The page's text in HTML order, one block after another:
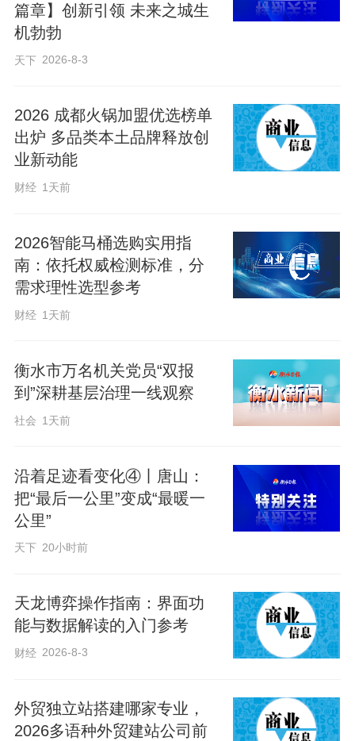
的便利，撑起了市井烟火的日常。
6月3日，我市启动夏季关爱新就业群
体行动。市委社会工作部联合多个部门，
凉。这场直面一线、贴近民生的暖心行
动，没有烦冗的形式，把实实在在的关怀
送到大家身边，让夏日里辛苦打拼的新业
平日里，我们习惯了便捷的外卖配
送、上门的快递服务，却常常忽略了这份
便利背后的付出。这群城市奔跑者，工作
时间不固定，作业环境全部在户外。夏天
高强度、高节奏的工作，让他们始终处在
风险更高、保障相对薄弱的工作环境里。
夏季户外骑行隐患尤其多。城市道路
车、路口突发穿行，都是骑手日常工作里
高频遇到的安全隐患。持续高温天气下，
长时间暴晒骑行，头晕、乏力、中暑更是
家常便饭。这些藏在日常奔波里的辛苦和
业者必须面对的现实。
也正因如此，本次送清凉活动显得格
外实在、格外贴心。不同于简单的物资慰
现场讲解骑行安全知识，细致拆解各类道
篇章】创新引领 未来之城生
机勃勃
天下 2026-8-3
2026 成都火锅加盟优选榜单
出炉 多品类本土品牌释放创
业新动能
财经 1天前
2026智能马桶选购实用指
南：依托权威检测标准，分
需求理性选型参考
财经 1天前
衡水市万名机关党员“双报
到”深耕基层治理一线观察
社会 1天前
沿着足迹看变化④丨唐山：
把“最后一公里”变成“最暖一
公里”
天下 20小时前
天龙博弈操作指南：界面功
能与数据解读的入门参考
财经 2026-8-3
外贸独立站搭建哪家专业，
2026多语种外贸建站公司前